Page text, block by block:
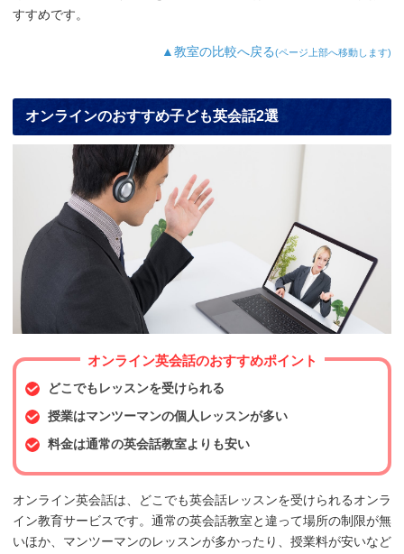
すすめです。
▲教室の比較へ戻る(ページ上部へ移動します)
オンラインのおすすめ子ども英会話2選
オンライン英会話のおすすめポイント
どこでもレッスンを受けられる
授業はマンツーマンの個人レッスンが多い
料金は通常の英会話教室よりも安い
オンライン英会話は、どこでも英会話レッスンを受けられるオンラ
イン教育サービスです。通常の英会話教室と違って場所の制限が無
いほか、マンツーマンのレッスンが多かったり、授業料が安いなど